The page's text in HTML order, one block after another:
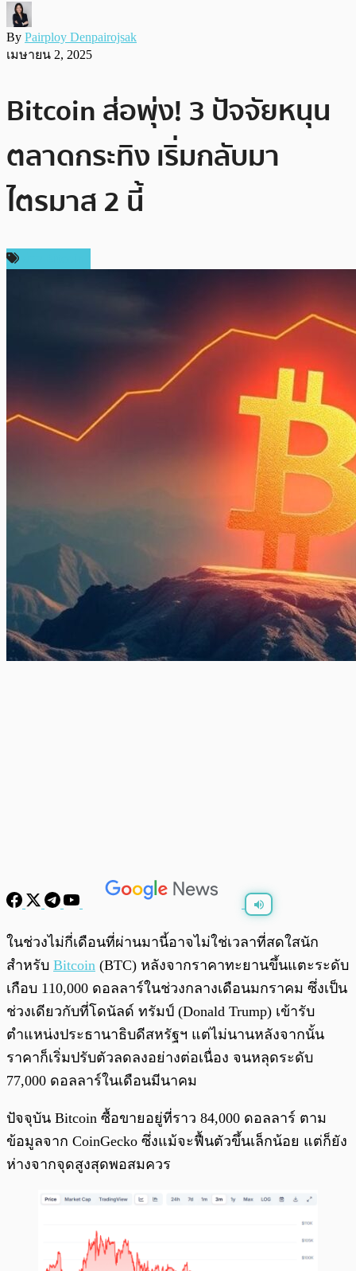
By Pairploy Denpairojsak
เมษายน 2, 2025
Bitcoin ส่อพุ่ง! 3 ปัจจัยหนุน
ตลาดกระทิง เริ่มกลับมา
ไตรมาส 2 นี้
พร้อมเล่น 0:00/ 0:00
ในช่วงไม่กี่เดือนที่ผ่านมานี้อาจไม่ใช่เวลาที่สดใสนัก
สำหรับ Bitcoin (BTC) หลังจากราคาทะยานขึ้นแตะระดับ
เกือบ 110,000 ดอลลาร์ในช่วงกลางเดือนมกราคม ซึ่งเป็น
ช่วงเดียวกับที่โดนัลด์ ทรัมป์ (Donald Trump) เข้ารับ
ตำแหน่งประธานาธิบดีสหรัฐฯ แต่ไม่นานหลังจากนั้น
ราคาก็เริ่มปรับตัวลดลงอย่างต่อเนื่อง จนหลุดระดับ
77,000 ดอลลาร์ในเดือนมีนาคม
ปัจจุบัน Bitcoin ซื้อขายอยู่ที่ราว 84,000 ดอลลาร์ ตาม
ข้อมูลจาก CoinGecko ซึ่งแม้จะฟื้นตัวขึ้นเล็กน้อย แต่ก็ยัง
ห่างจากจุดสูงสุดพอสมควร